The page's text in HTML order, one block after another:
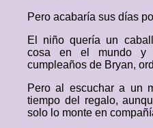
Pero acabaría sus días
El niño quería un
cosa en el mundo y
cumpleaños de Bryan,
Pero al escuchar a un
tiempo del regalo,
solo lo monte en